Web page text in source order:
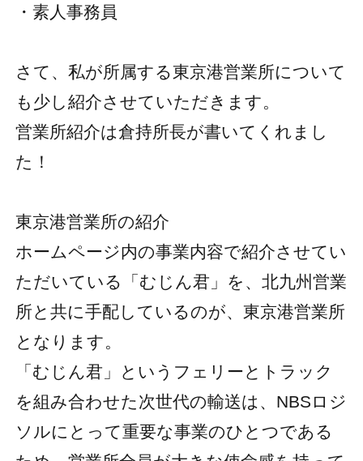
・素人事務員
さて、私が所属する東京港営業所について
も少し紹介させていただきます。
営業所紹介は倉持所長が書いてくれまし
た！
東京港営業所の紹介
ホームページ内の事業内容で紹介させてい
ただいている「むじん君」を、北九州営業
所と共に手配しているのが、東京港営業所
となります。
「むじん君」というフェリーとトラック
を組み合わせた次世代の輸送は、NBSロジ
ソルにとって重要な事業のひとつである